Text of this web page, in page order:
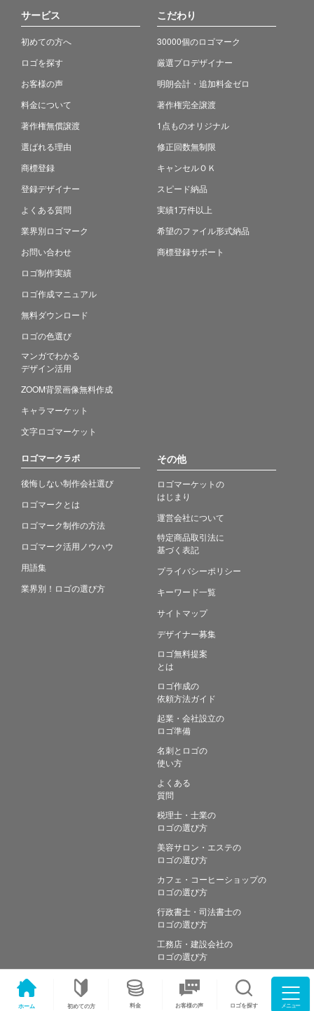
ホーム 初めての方 料金 お客様の声 ロゴを探す メニュー
サービス
初めての方へ
ロゴを探す
お客様の声
料金について
著作権無償譲渡
選ばれる理由
商標登録
登録デザイナー
よくある質問
業界別ロゴマーク
お問い合わせ
ロゴ制作実績
ロゴ作成マニュアル
無料ダウンロード
ロゴの色選び
マンガでわかる
デザイン活用
ZOOM背景画像無料作成
キャラマーケット
文字ロゴマーケット
こだわり
30000個のロゴマーク
厳選プロデザイナー
明朗会計・追加料金ゼロ
著作権完全譲渡
1点ものオリジナル
修正回数無制限
キャンセルＯＫ
スピード納品
実績1万件以上
希望のファイル形式納品
商標登録サポート
ロゴマークラボ
後悔しない制作会社選び
ロゴマークとは
ロゴマーク制作の方法
ロゴマーク活用ノウハウ
用語集
業界別！ロゴの選び方
その他
ロゴマーケットの
はじまり
運営会社について
特定商品取引法に
基づく表記
プライバシーポリシー
キーワード一覧
サイトマップ
デザイナー募集
ロゴ無料提案
とは
ロゴ作成の
依頼方法ガイド
起業・会社設立の
ロゴ準備
名刺とロゴの
使い方
よくある
質問
税理士・士業の
ロゴの選び方
美容サロン・エステの
ロゴの選び方
カフェ・コーヒーショップの
ロゴの選び方
行政書士・司法書士の
ロゴの選び方
工務店・建設会社の
ロゴの選び方
Copyright © Simple works Inc. All Rights Reserved.